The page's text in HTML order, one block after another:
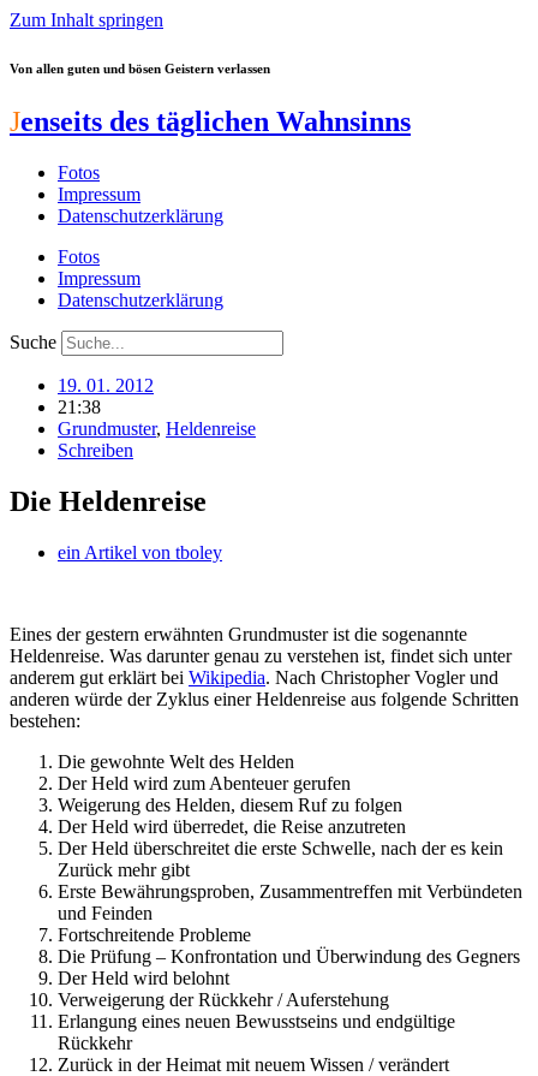
Zum Inhalt springen
Von allen guten und bösen Geistern verlassen
Jenseits des täglichen Wahnsinns
Fotos
Impressum
Datenschutzerklärung
Fotos
Impressum
Datenschutzerklärung
Suche
19. 01. 2012
21:38
Grundmuster, Heldenreise
Schreiben
Die Heldenreise
ein Artikel von tboley
Eines der gestern erwähnten Grundmuster ist die sogenannte
Heldenreise. Was darunter genau zu verstehen ist, findet sich unter
anderem gut erklärt bei Wikipedia. Nach Christopher Vogler und
anderen würde der Zyklus einer Heldenreise aus folgende Schritten
bestehen:
Die gewohnte Welt des Helden
Der Held wird zum Abenteuer gerufen
Weigerung des Helden, diesem Ruf zu folgen
Der Held wird überredet, die Reise anzutreten
Der Held überschreitet die erste Schwelle, nach der es kein
Zurück mehr gibt
Erste Bewährungsproben, Zusammentreffen mit Verbündeten
und Feinden
Fortschreitende Probleme
Die Prüfung – Konfrontation und Überwindung des Gegners
Der Held wird belohnt
Verweigerung der Rückkehr / Auferstehung
Erlangung eines neuen Bewusstseins und endgültige
Rückkehr
Zurück in der Heimat mit neuem Wissen / verändert